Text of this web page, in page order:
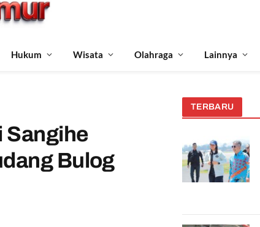
Hukum Wisata Olahraga Lainnya
Sangihe
Bulog
TERBARU